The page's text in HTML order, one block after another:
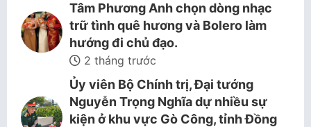
Tâm Phương Anh chọn dòng nhạc
trữ tình quê hương và Bolero làm
hướng đi chủ đạo.
2 tháng trước
Ủy viên Bộ Chính trị, Đại tướng
Nguyễn Trọng Nghĩa dự nhiều sự
kiện ở khu vực Gò Công, tỉnh Đồng